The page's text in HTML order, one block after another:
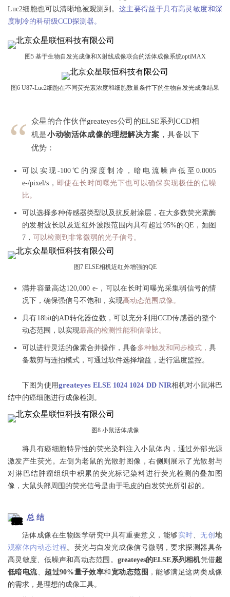
Luc2细胞也可以清晰地被观测到。 这主要得益于具有高灵敏度和深
度制冷的科研级CCD探测器。
图5 基于生物自发光成像和X射线成像联合的活体成像系统optiMAX
图6 U87-Luc2细胞在不同荧光素浓度和细胞数量条件下的生物自发光成像结果
“ 众星的合作伙伴greateyes公司的ELSE系列CCD相
机是小动物活体成像的理想解决方案 ，具备以下
优势：
可以实现-100℃的深度制冷，暗电流噪声低至0.0005
e-/pixel/s， 即使在长时间曝光下也可以确保实现极佳的信噪
比。
可以选择多种传感器类型以及抗反射涂层，在大多数荧光素酶
的发射波长以及近红外波段范围内具有超过95%的QE，如图
7， 可以检测到非常微弱的光子信号。
图7 ELSE相机近红外增强的QE
满井容量高达120,000 e-，可以在长时间曝光采集弱信号的情
况下，确保强信号不饱和，实现高动态范围成像。
具有18bit的AD转化器位数，可以充分利用CCD传感器的整个
动态范围，以实现最高的检测性能和信噪比。
可以进行灵活的像素合并操作，具备多种触发和同步模式， 具
备裁剪与连拍模式，可通过软件选择增益，进行温度监控。
下图为使用greateyesELSE 1024 1024 DD NIR相机对小鼠淋巴
结中的癌细胞进行成像检测。
图8 小鼠活体成像
将具有癌细胞特异性的荧光染料注入小鼠体内，通过外部光源
激发产生荧光。左侧为老鼠的光散射图像，右侧则展示了光散射与
对淋巴结肿瘤组织中积累的荧光标记染料进行荧光检测的叠加图
像，大鼠头部周围的荧光信号是由于毛皮的自发荧光所引起的。
总 结
活体成像在生物医学研究中具有重要意义，能够 实时 、无创地
观察体内动态过程 。 荧光与自发光成像信号微弱，要求探测器具备
高灵敏度、低噪声和高动态范围。 greateyes的ELSE系列相机凭借超
低暗电流、 超过90%量子效率和 宽动态范围 ，能够满足这两类成像
的需求，是理想的成像工具。